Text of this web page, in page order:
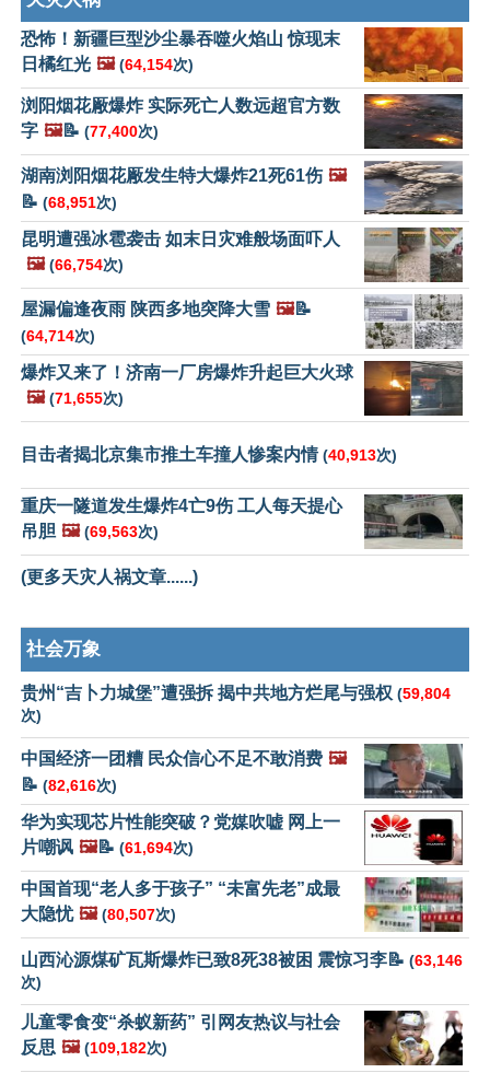
恐怖！新疆巨型沙尘暴吞噬火焰山 惊现末
日橘红光 🖼️ (64,154次)
浏阳烟花厰爆炸 实际死亡人数远超官方数
字 🖼️📝 (77,400次)
湖南浏阳烟花厰发生特大爆炸21死61伤 🖼️
📝 (68,951次)
昆明遭强冰雹袭击 如末日灾难般场面吓人
🖼️ (66,754次)
屋漏偏逢夜雨 陕西多地突降大雪 🖼️📝
(64,714次)
爆炸又来了！济南一厂房爆炸升起巨大火球
🖼️ (71,655次)
目击者揭北京集市推土车撞人惨案内情(40,913次)
重庆一隧道发生爆炸4亡9伤 工人每天提心
吊胆 🖼️ (69,563次)
(更多天灾人祸文章......)
社会万象
贵州“吉卜力城堡”遭强拆 揭中共地方烂尾与强权 (59,804
次)
中国经济一团糟 民众信心不足不敢消费 🖼️
📝 (82,616次)
华为实现芯片性能突破？党媒吹嘘 网上一
片嘲讽 🖼️📝 (61,694次)
中国首现“老人多于孩子” “未富先老”成最
大隐忧 🖼️ (80,507次)
山西沁源煤矿瓦斯爆炸已致8死38被困 震惊习李📝 (63,146
次)
儿童零食变“杀蚁新药” 引网友热议与社会
反思 🖼️ (109,182次)